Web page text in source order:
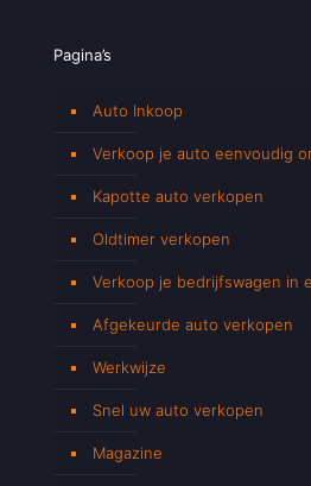
Pagina’s
Auto Inkoop
Verkoop je auto eenvoudig
Kapotte auto verkopen
Oldtimer verkopen
Verkoop je bedrijfswagen in
Afgekeurde auto verkopen
Werkwijze
Snel uw auto verkopen
Magazine